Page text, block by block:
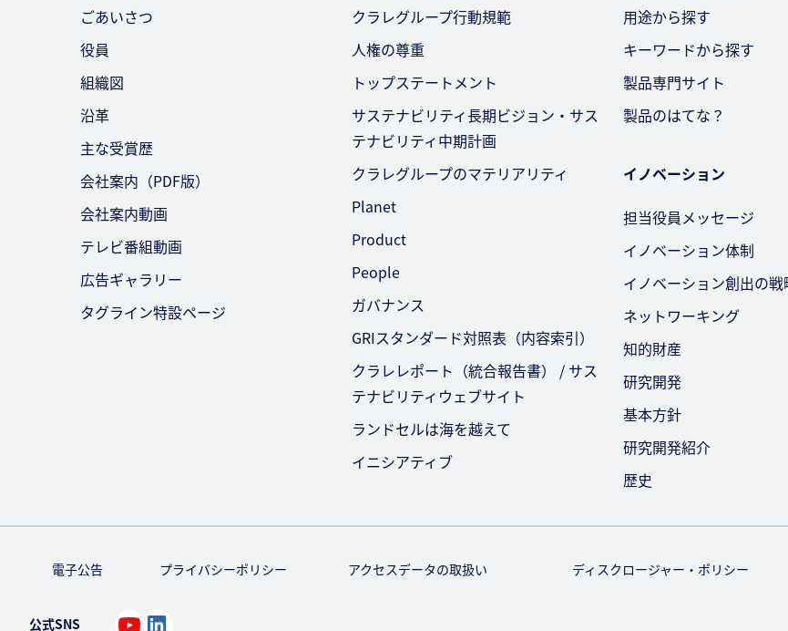
ごあいさつ
役員
組織図
沿革
主な受賞歴
会社案内（PDF版）
会社案内動画
テレビ番組動画
広告ギャラリー
タグライン特設ページ
クラレグループ行動規範
人権の尊重
トップステートメント
サステナビリティ長期ビジョン・サス
テナビリティ中期計画
クラレグループのマテリアリティ
Planet
Product
People
ガバナンス
GRIスタンダード対照表（内容索引）
クラレレポート（統合報告書） / サス
テナビリティウェブサイト
ランドセルは海を越えて
イニシアティブ
用途から探す
キーワードから探す
製品専門サイト
製品のはてな？
イノベーション
担当役員メッセージ
イノベーション体制
イノベーション創出の
ネットワーキング
知的財産
研究開発
基本方針
研究開発紹介
歴史
電子公告 プライバシーポリシー アクセスデータの取扱い ディスクロージャー・ポリシー
公式SNS